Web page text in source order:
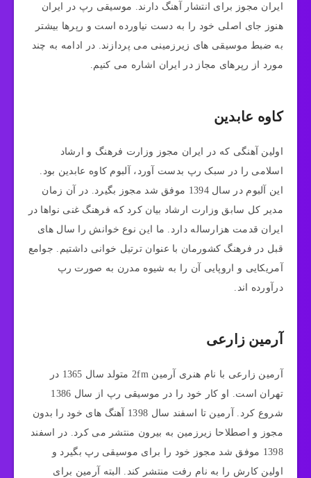
ایران مجوز برای انتشار آهنگ دارند. موسیقی رپ در ایران
هنوز جای اصلی خود را به دست نیاورده است و رپرها بیشتر
به ضبط موسیقی های زیرزمینی می پردازند. در ادامه به چند
مورد از رپرهای مجاز در ایران اشاره می کنیم.
کاوه عابدین
اولین آهنگی که در ایران مجوز وزارت فرهنگ و ارشاد
اسلامی را در سبک رپ بدست آورد، آلبوم کاوه عابدین بود.
این آلبوم در سال 1394 موفق شد مجوز بگیرد. در آن زمان
مدیر کل سابق وزارت ارشاد بیان کرد که فرهنگ غنی نواها در
ایران قدمت هزارساله دارد. ما این نوع خوانش را سال های
قبل در فرهنگ کشورمان با عنوان ترتیل خوانی داشتیم. جوامع
آمریکایی و اروپایی آن را به شیوه مدرن به صورت رپ
درآورده اند.
آرمین زارعی
آرمین زارعی با نام هنری آرمین 2fm متولد سال 1365 در
تهران است. او کار خود را در موسیقی رپ از سال 1386
شروع کرد. آرمین تا اسفند سال 1398 آهنگ های خود را بدون
مجوز و اصطلاحا زیرزمین به بیرون منتشر می کرد. در اسفند
1398 موفق شد مجوز خود را برای موسیقی رپ بگیرد و
اولین کارش را به نام رفت منتشر کند. البته آرمین برای